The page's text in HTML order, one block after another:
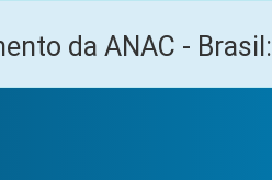
da ANAC - Brasil: